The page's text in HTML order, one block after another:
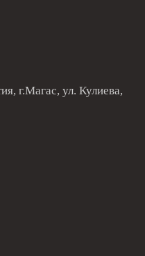
г.Магас, ул. Кулиева,